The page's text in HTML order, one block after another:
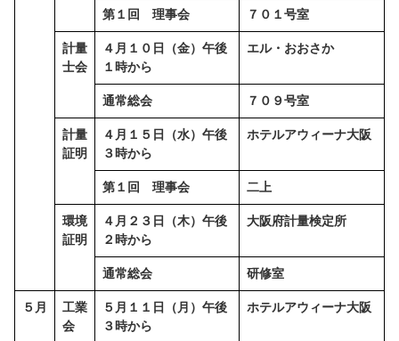
第１回 理事会 ７０１号室
計量
士会
４月１０日（金）午後
１時から
エル・おおさか
通常総会 ７０９号室
計量
証明
４月１５日（水）午後
３時から
ホテルアウィーナ大阪
第１回 理事会 二上
環境
証明
４月２３日（木）午後
２時から
大阪府計量検定所
通常総会 研修室
５月
工業
会
５月１１日（月）午後
３時から
ホテルアウィーナ大阪